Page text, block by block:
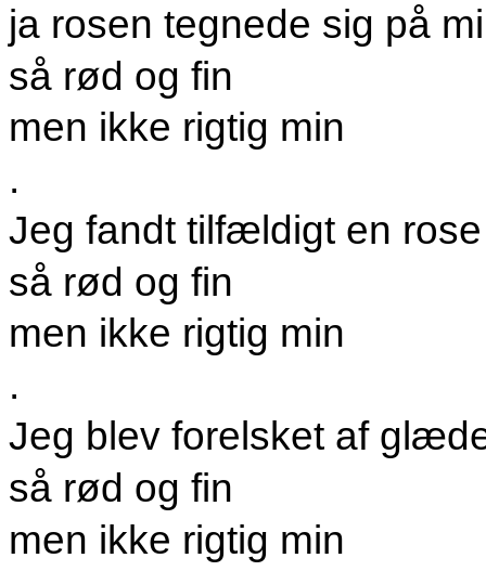
ja rosen tegnede sig på
så rød og fin
men ikke rigtig min
.
Jeg fandt tilfældigt en rose
så rød og fin
men ikke rigtig min
.
Jeg blev forelsket af
så rød og fin
men ikke rigtig min